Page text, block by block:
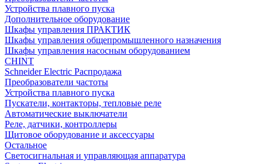
Устройства плавного пуска
Дополнительное оборудование
Шкафы управления ПРАКТИК
Шкафы управления общепромышленного назначения
Шкафы управления насосным оборудованием
CHINT
Schneider Electric Распродажа
Преобразователи частоты
Устройства плавного пуска
Пускатели, контакторы, тепловые реле
Автоматические выключатели
Реле, датчики, контроллеры
Щитовое оборудование и аксессуары
Остальное
Светосигнальная и управляющая аппаратура